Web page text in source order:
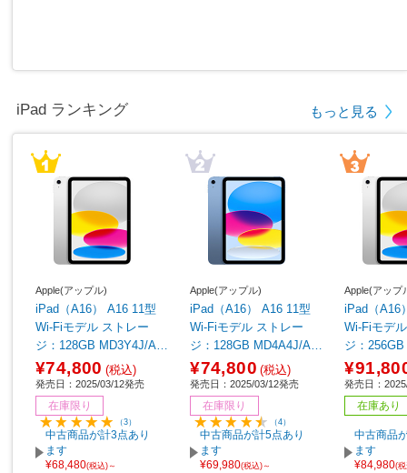
iPad ランキング もっと見る
Apple(アップル)
iPad（A16） A16 11型
Wi-Fiモデル ストレー
ジ：128GB MD3Y4J/A
シルバー
¥74,800 (税込)
発売日：2025/03/12発売
在庫限り
（3）
中古商品が計3点あり
ます
¥68,480(税込)～
Apple(アップル)
iPad（A16） A16 11型
Wi-Fiモデル ストレー
ジ：128GB MD4A4J/A
ブルー
¥74,800 (税込)
発売日：2025/03/12発売
在庫限り
（4）
中古商品が計5点あり
ます
¥69,980(税込)～
Apple(アップ
iPad（A16
Wi-Fiモデル ストレ
ジ：
シルバー
発売日：
在庫あり
中古商品
ます
¥84,980(